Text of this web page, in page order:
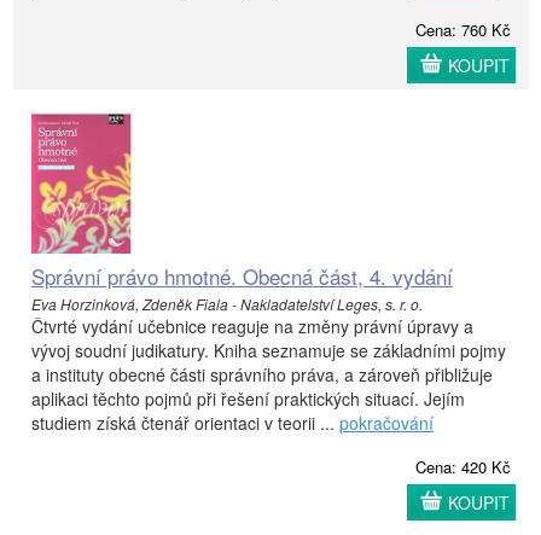
Cena: 760 Kč
KOUPIT
Správní právo hmotné. Obecná část, 4. vydání
Eva Horzinková, Zdeněk Fiala - Nakladatelství Leges, s. r. o.
Čtvrté vydání učebnice reaguje na změny právní úpravy a
vývoj soudní judikatury. Kniha seznamuje se základními pojmy
a instituty obecné části správního práva, a zároveň přibližuje
aplikaci těchto pojmů při řešení praktických situací. Jejím
studiem získá čtenář orientaci v teorii ... pokračování
Cena: 420 Kč
KOUPIT